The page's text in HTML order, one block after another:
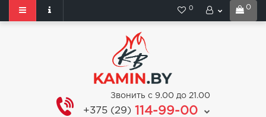
0
0
Звонить с 9.00 до 21.00
+375 (29) 114-99-00